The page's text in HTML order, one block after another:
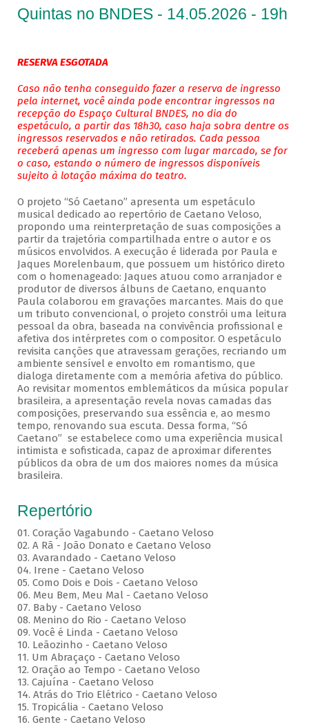
Quintas no BNDES - 14.05.2026 - 19h
RESERVA ESGOTADA
Caso não tenha conseguido fazer a reserva de ingresso
pela internet, você ainda pode encontrar ingressos na
recepção do Espaço Cultural BNDES, no dia do
espetáculo, a partir das 18h30, caso haja sobra dentre os
ingressos reservados e não retirados. Cada pessoa
receberá apenas um ingresso com lugar marcado, se for
o caso, estando o número de ingressos disponíveis
sujeito à lotação máxima do teatro.
O projeto “Só Caetano” apresenta um espetáculo
musical dedicado ao repertório de Caetano Veloso,
propondo uma reinterpretação de suas composições a
partir da trajetória compartilhada entre o autor e os
músicos envolvidos. A execução é liderada por Paula e
Jaques Morelenbaum, que possuem um histórico direto
com o homenageado: Jaques atuou como arranjador e
produtor de diversos álbuns de Caetano, enquanto
Paula colaborou em gravações marcantes. Mais do que
um tributo convencional, o projeto constrói uma leitura
pessoal da obra, baseada na convivência profissional e
afetiva dos intérpretes com o compositor. O espetáculo
revisita canções que atravessam gerações, recriando um
ambiente sensível e envolto em romantismo, que
dialoga diretamente com a memória afetiva do público.
Ao revisitar momentos emblemáticos da música popular
brasileira, a apresentação revela novas camadas das
composições, preservando sua essência e, ao mesmo
tempo, renovando sua escuta. Dessa forma, “Só
Caetano” se estabelece como uma experiência musical
intimista e sofisticada, capaz de aproximar diferentes
públicos da obra de um dos maiores nomes da música
brasileira.
Repertório
01. Coração Vagabundo - Caetano Veloso
02. A Rã - João Donato e Caetano Veloso
03. Avarandado - Caetano Veloso
04. Irene - Caetano Veloso
05. Como Dois e Dois - Caetano Veloso
06. Meu Bem, Meu Mal - Caetano Veloso
07. Baby - Caetano Veloso
08. Menino do Rio - Caetano Veloso
09. Você é Linda - Caetano Veloso
10. Leãozinho - Caetano Veloso
11. Um Abraçaço - Caetano Veloso
12. Oração ao Tempo - Caetano Veloso
13. Cajuína - Caetano Veloso
14. Atrás do Trio Elétrico - Caetano Veloso
15. Tropicália - Caetano Veloso
16. Gente - Caetano Veloso